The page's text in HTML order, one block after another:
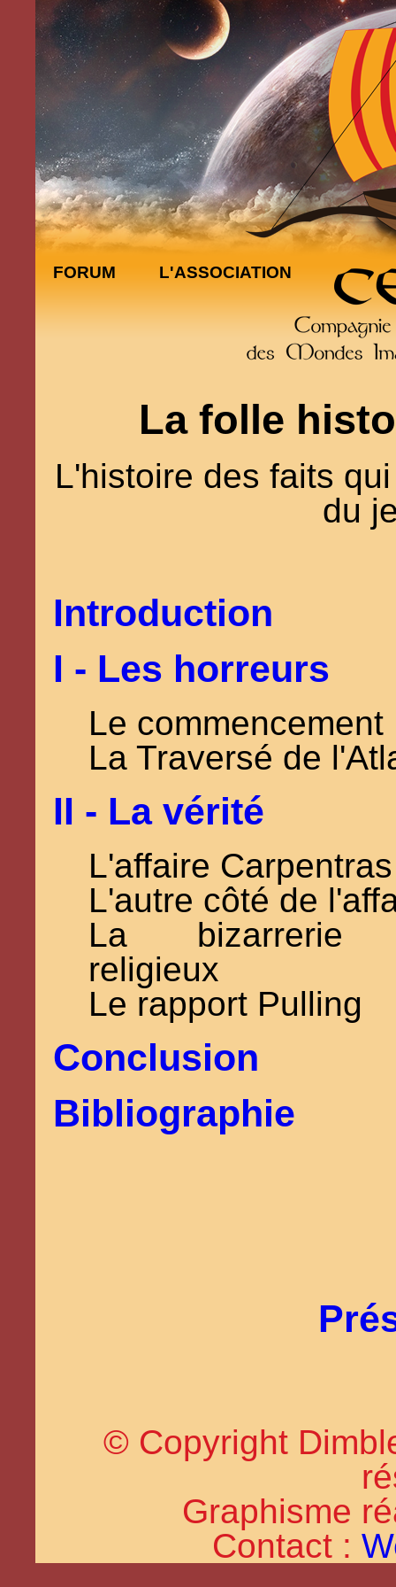
FORUM L'ASSOCIATION
La folle
L'histoire des faits
du
Introduction
I - Les horreurs
Le commencement
La Traversé de
II - La vérité
L'affaire Carpentras
L'autre côté de
La bizarrerie
religieux
Le rapport Pulling
Conclusion
Bibliographie
© Copyright
Graphisme
Contact :